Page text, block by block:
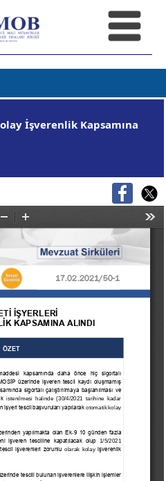
İşverenlik Kapsamına